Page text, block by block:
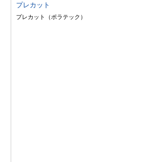
プレカット
プレカット（ポラテック）